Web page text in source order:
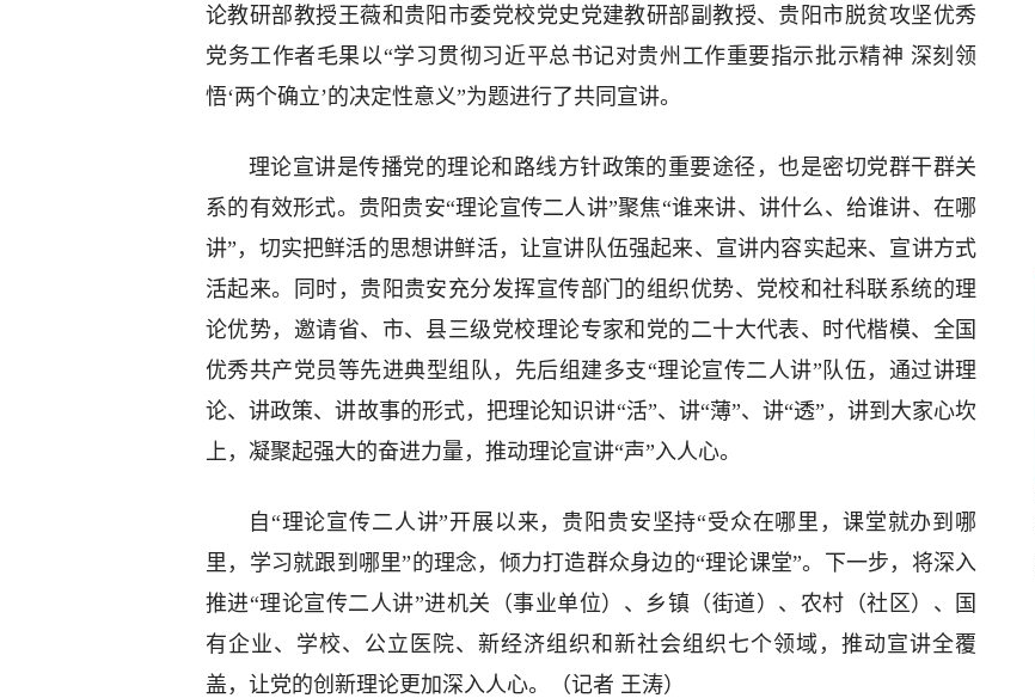
论教研部教授王薇和贵阳市委党校党史党建教研部副教授、贵阳市脱贫攻坚优秀
党务工作者毛果以“学习贯彻习近平总书记对贵州工作重要指示批示精神 深刻领
悟‘两个确立’的决定性意义”为题进行了共同宣讲。
理论宣讲是传播党的理论和路线方针政策的重要途径，也是密切党群干群关
系的有效形式。贵阳贵安“理论宣传二人讲”聚焦“谁来讲、讲什么、给谁讲、在哪
讲”，切实把鲜活的思想讲鲜活，让宣讲队伍强起来、宣讲内容实起来、宣讲方式
活起来。同时，贵阳贵安充分发挥宣传部门的组织优势、党校和社科联系统的理
论优势，邀请省、市、县三级党校理论专家和党的二十大代表、时代楷模、全国
优秀共产党员等先进典型组队，先后组建多支“理论宣传二人讲”队伍，通过讲理
论、讲政策、讲故事的形式，把理论知识讲“活”、讲“薄”、讲“透”，讲到大家心坎
上，凝聚起强大的奋进力量，推动理论宣讲“声”入人心。
自“理论宣传二人讲”开展以来，贵阳贵安坚持“受众在哪里，课堂就办到哪
里，学习就跟到哪里”的理念，倾力打造群众身边的“理论课堂”。下一步，将深入
推进“理论宣传二人讲”进机关（事业单位）、乡镇（街道）、农村（社区）、国
有企业、学校、公立医院、新经济组织和新社会组织七个领域，推动宣讲全覆
盖，让党的创新理论更加深入人心。（记者 王涛）